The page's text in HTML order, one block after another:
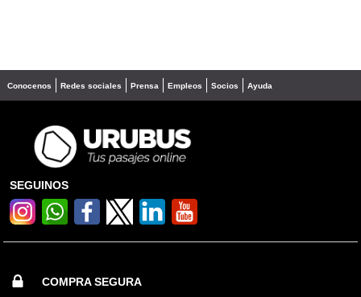
Conocenos Redes sociales Prensa Empleos Socios Ayuda
SEGUINOS
COMPRA SEGURA